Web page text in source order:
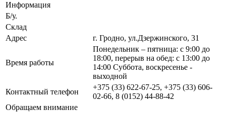
Информация
Б/у.
Склад
Адрес
г. Гродно, ул.Дзержинского, 31
Время работы
Понедельник – пятница: с 9:00 до
18:00, перерыв на обед: с 13:00 до
14:00 Суббота, воскресенье -
выходной
Контактный телефон
+375 (33) 622-67-25, +375 (33) 606-
02-66, 8 (0152) 44-88-42
Обращаем внимание